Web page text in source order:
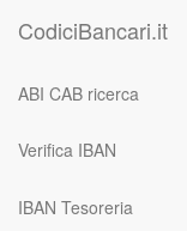
CodiciBancari.it
ABI CAB ricerca
Verifica IBAN
IBAN Tesoreria